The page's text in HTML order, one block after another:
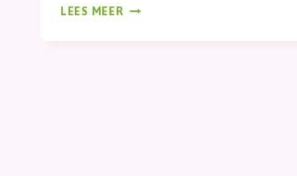
LEES MEER BAKFIETS